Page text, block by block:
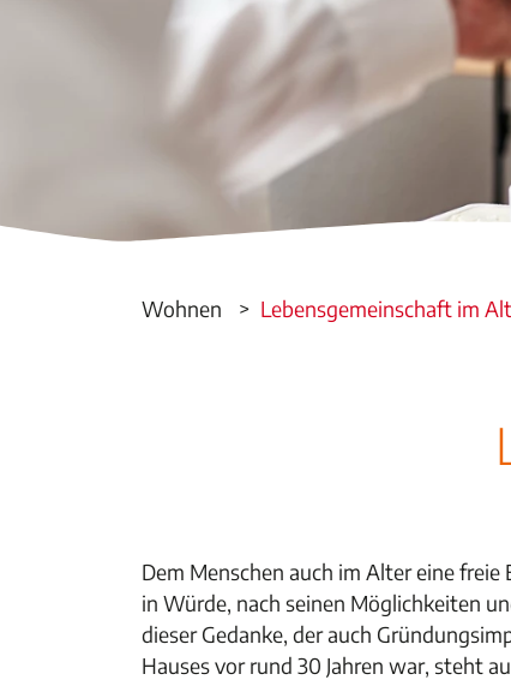
Wohnen Lebensgemeinschaft im
Dem Menschen auch im Alter eine
in Würde, nach seinen Möglichkeiten
dieser Gedanke, der auch
Hauses vor rund 30 Jahren war, steht